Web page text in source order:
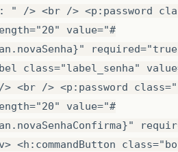
" /> <br /> <p:password
value="#
class="label_senha"
<br /> <p:password
value="#
<h:commandButton